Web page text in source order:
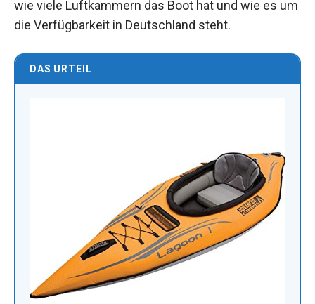
wie viele Luftkammern das Boot hat und wie es um
die Verfügbarkeit in Deutschland steht.
DAS URTEIL